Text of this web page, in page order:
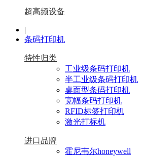
超高频设备
|
条码打印机
特性归类
工业级条码打印机
半工业级条码打印机
桌面型条码打印机
宽幅条码打印机
RFID标签打印机
激光打标机
进口品牌
霍尼韦尔honeywell